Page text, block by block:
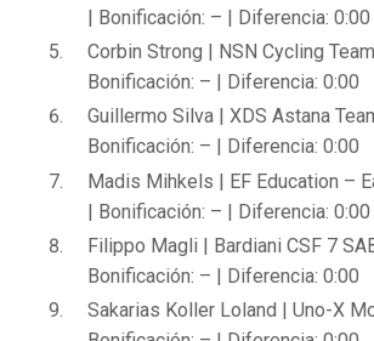
| Bonificación: – | Diferencia: 0:00
Corbin Strong | NSN Cycling
Bonificación: – | Diferencia: 0:00
Guillermo Silva | XDS Astana
Bonificación: – | Diferencia: 0:00
Madis Mihkels | EF Education –
| Bonificación: – | Diferencia: 0:00
Filippo Magli | Bardiani CSF 7
Bonificación: – | Diferencia: 0:00
Sakarias Koller Loland | Uno-X